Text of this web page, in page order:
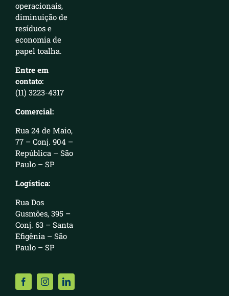
operacionais,
diminuição de
resíduos e
economia de
papel toalha.
Entre em
contato:
(11) 3223-4317
Comercial:
Rua 24 de Maio,
77 – Conj. 904 –
República – São
Paulo – SP
Logística:
Rua Dos
Gusmões, 395 –
Conj. 63 – Santa
Efigênia – São
Paulo – SP